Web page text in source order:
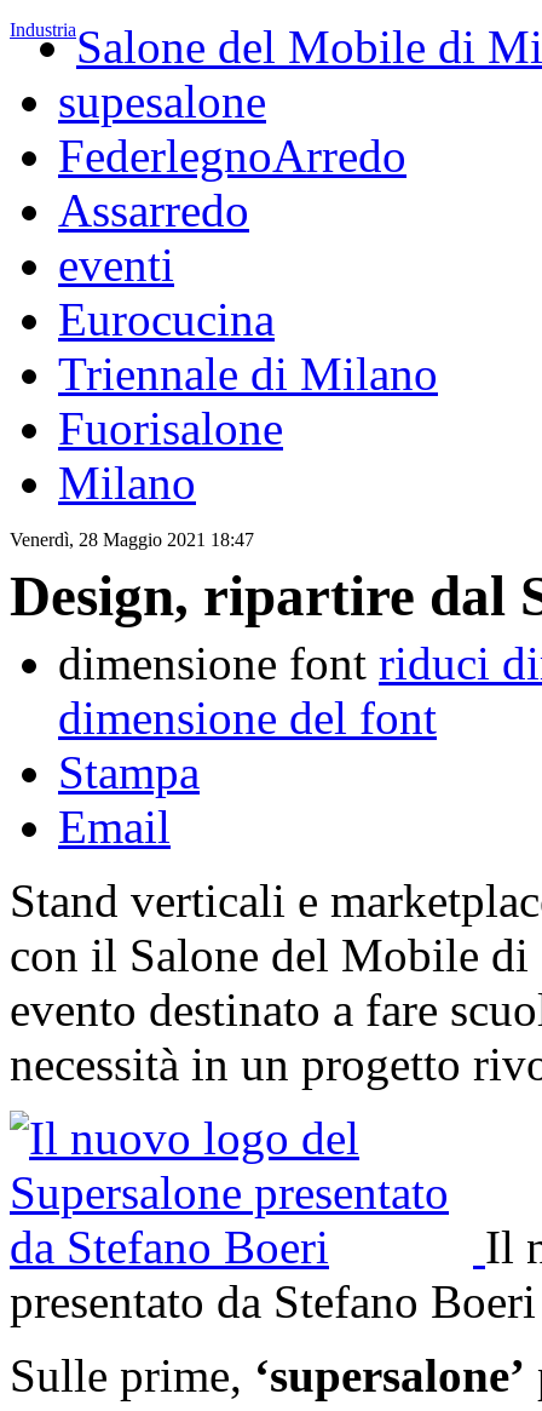
IndustriaSalone del Mobile di
supesalone
FederlegnoArredo
Assarredo
eventi
Eurocucina
Triennale di Milano
Fuorisalone
Milano
Venerdì, 28 Maggio 2021 18:47
Design, ripartire dal
dimensione font riduci
dimensione del font
Stampa
Email
Stand verticali e
con il Salone del Mobile
evento destinato a fare
necessità in un progetto
Il
presentato da Stefano Boeri
Sulle prime, ‘supersalone’